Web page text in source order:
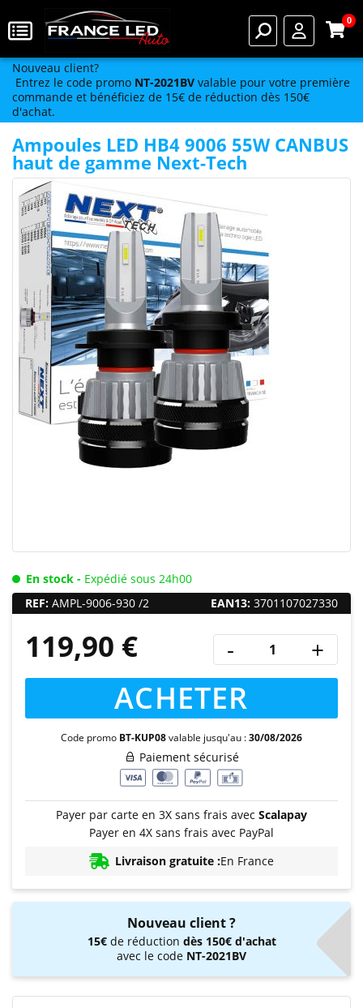
0
Nouveau client?
Entrez le code promo NT-2021BV valable pour votre première
commande et bénéficiez de 15€ de réduction dès 150€
d'achat.
Ampoules LED HB4 9006 55W CANBUS
haut de gamme Next-Tech
En stock - Expédié sous 24h00
REF: AMPL-9006-930 /2 EAN13: 3701107027330
119,90 € - +
ACHETER
Code promo BT-KUP08valable jusqu'au :30/08/2026
Paiement sécurisé
Payer par carte en 3X sans frais avec Scalapay
Payer en 4X sans frais avec PayPal
Livraison gratuite :En France
Nouveau client ?
15€de réduction dès 150€ d'achat
avec le code NT-2021BV